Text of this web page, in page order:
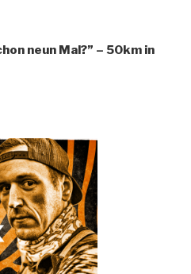
neun Mal?” – 50km in